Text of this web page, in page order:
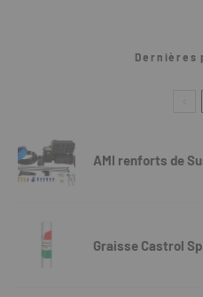
Dernières
AMI renforts de
Graisse Castrol